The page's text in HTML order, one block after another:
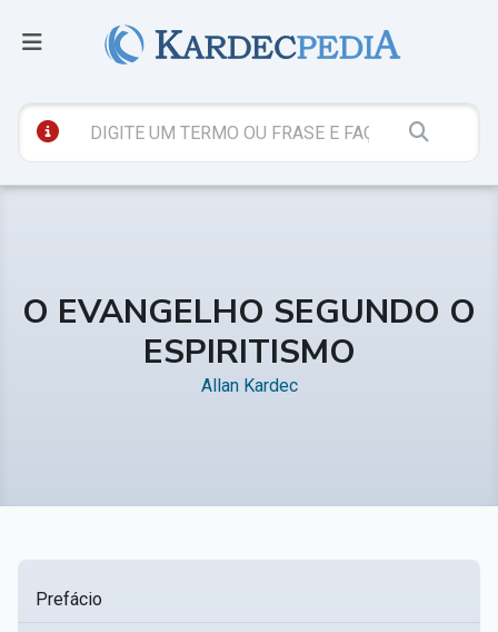
O EVANGELHO SEGUNDO O
ESPIRITISMO
Allan Kardec
Prefácio